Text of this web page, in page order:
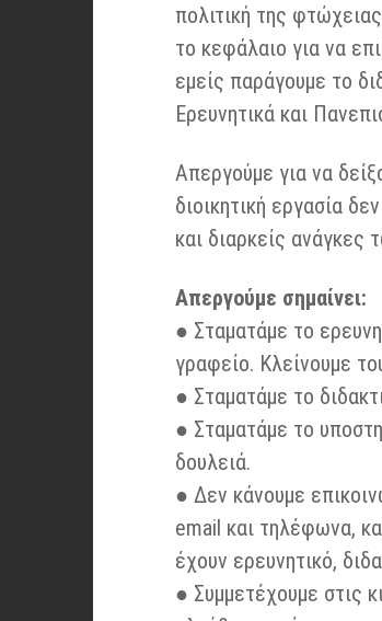
πολιτική της
το κεφάλαιο για να
εμείς παράγουμε το
Ερευνητικά και
Απεργούμε για να
διοικητική εργασία
και διαρκείς
Απεργούμε σημαίνει:
● Σταματάμε το
γραφείο. Κλείνουμε
● Σταματάμε το
● Σταματάμε το
δουλειά.
● Δεν κάνουμε
email και τηλέφωνα,
έχουν ερευνητικό,
● Συμμετέχουμε στις